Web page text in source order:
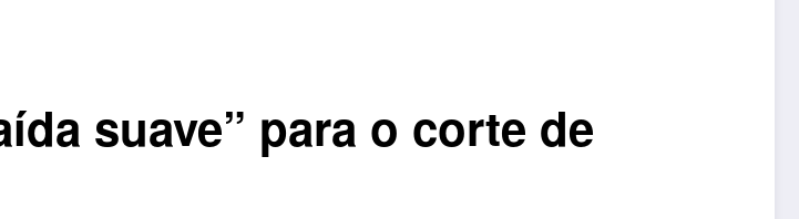
suave” para o corte de